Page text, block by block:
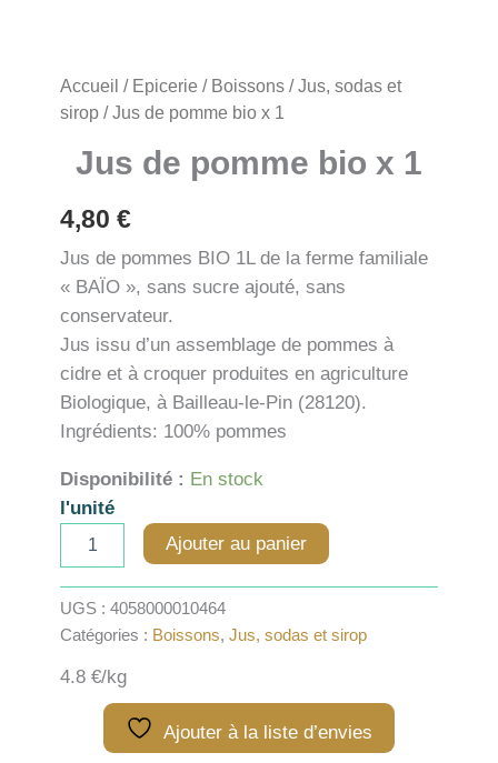
Accueil / Epicerie / Boissons /Jus, sodas et
sirop / Jus de pomme bio x 1
Jus de pomme bio x 1
4,80 €
Jus de pommes BIO 1L de la ferme familiale
« BAÏO », sans sucre ajouté, sans
conservateur.
Jus issu d’un assemblage de pommes à
cidre et à croquer produites en agriculture
Biologique, à Bailleau-le-Pin (28120).
Ingrédients: 100% pommes
Disponibilité : En stock
l'unité
de
bio
x
1
Ajouter au panier
UGS : 4058000010464
Catégories : Boissons, Jus, sodas et sirop
4.8 €/kg
Ajouter à la liste d’envies